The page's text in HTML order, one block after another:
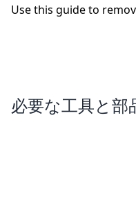
Use this guide to
必要な工具と部